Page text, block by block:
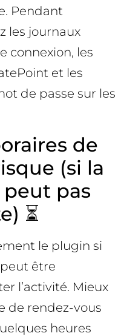
Pendant
les journaux
connexion, les
et les
de passe sur les
de
(si la
pas
⏳
le plugin si
être
l’activité. Mieux
de rendez-vous
heures